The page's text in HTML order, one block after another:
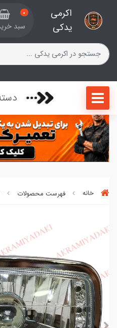
اکرمی
یدکی
0
سبد
خانه فهرست محصولات